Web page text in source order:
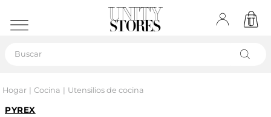
Hogar Cocina Utensilios de cocina
PYREX